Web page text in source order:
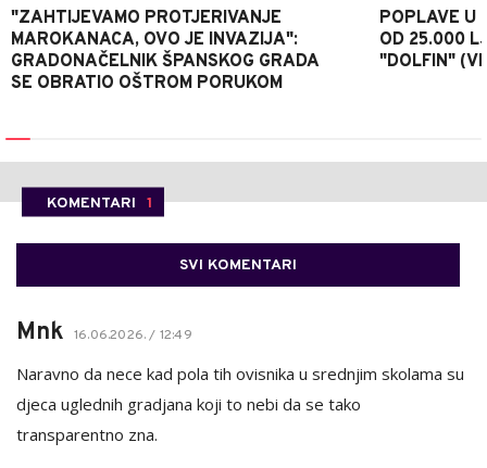
"ZAHTIJEVAMO PROTJERIVANJE
MAROKANACA, OVO JE INVAZIJA":
GRADONAČELNIK ŠPANSKOG GRADA
SE OBRATIO OŠTROM PORUKOM
POPLAVE U
OD 25.000
"DOLFIN"
KOMENTARI 1
SVI KOMENTARI
Mnk 16.06.2026. / 12:49
Naravno da nece kad pola tih ovisnika u srednjim skolama su
djeca uglednih gradjana koji to nebi da se tako
transparentno zna.